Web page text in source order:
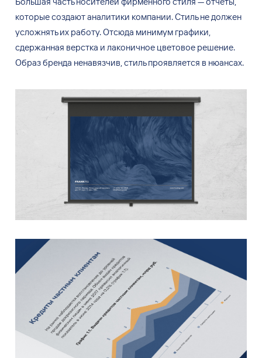
которые создают аналитики компании. Стиль недолжен
усложнять их работу. Отсюда минимум графики,
сдержанная верстка и лаконичное цветовое решение.
Образ бренда ненавязчив, стиль проявляется в нюансах.